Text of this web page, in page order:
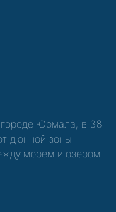
городе Юрмала, в 38
дюнной зоны
морем и озером